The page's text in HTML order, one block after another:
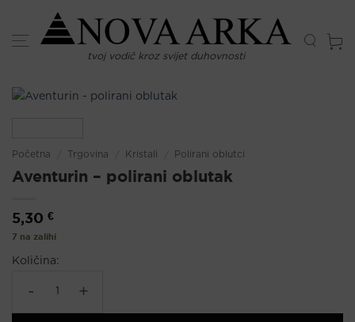
content
tvoj vodič kroz svijet duhovnosti
Početna Trgovina Kristali Polirani oblutci
Aventurin – polirani oblutak
5,30 €
7 na zalihi
Količina: